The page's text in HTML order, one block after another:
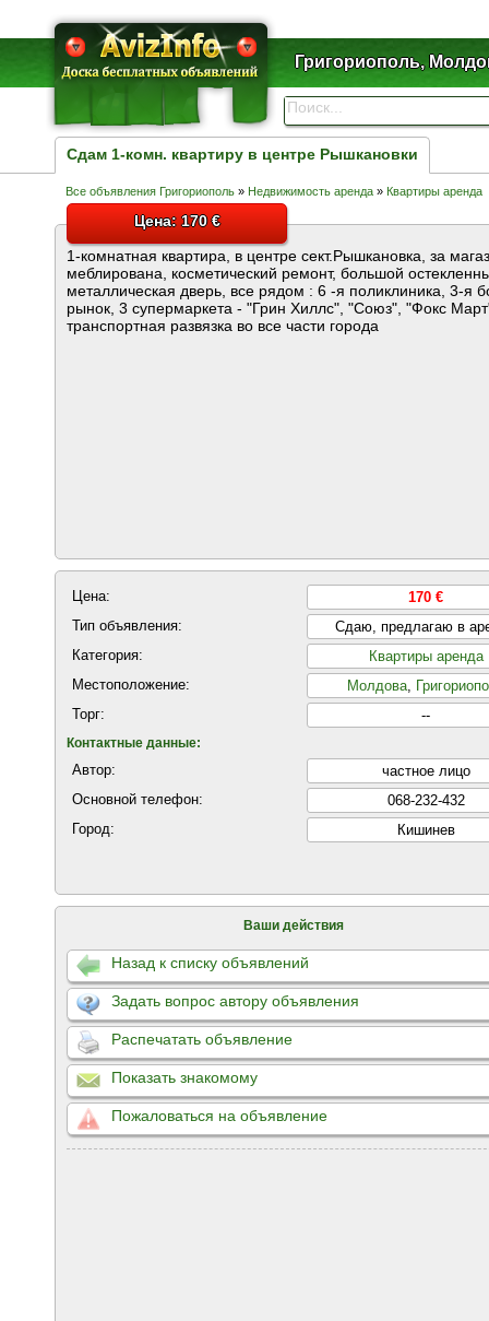
Григориополь,
Сдам 1-комн. квартиру в центре Рышкановки
Все объявления Григориополь » Недвижимость аренда » Квартиры аренда
Цена: 170 €
1-комнатная квартира, в центре сект.Рышкановка, за
меблирована, косметический ремонт, большой
металлическая дверь, все рядом : 6 -я поликлиника, 3-я
рынок, 3 супермаркета - "Грин Хиллс", "Союз", "Фокс
транспортная развязка во все части города
Цена:
170 €
Тип объявления:
Сдаю, предлагаю в
Категория:
Квартиры аренда
Местоположение:
Молдова,
Торг:
--
Контактные данные:
Автор:
частнoе лицo
Основной телефон:
068-232-432
Город:
Кишинев
Ваши действия
Назад к списку объявлений
Задать вопрос автору объявления
Распечатать объявление
Показать знакомому
Пожаловаться на объявление